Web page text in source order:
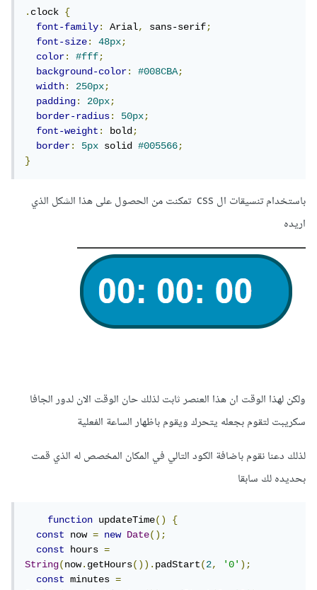
.clock {
font-family: Arial, sans-serif;
font-size: 48px;
color: #fff;
background-color: #008CBA;
width: 250px;
padding: 20px;
border-radius: 50px;
font-weight: bold;
border: 5px solid #005566;
}
باستخدام تنسيقات ال css تمكنت من الحصول على هذا الشكل الذي
اريده
ولكن لهذا الوقت ان هذا العنصر ثابت لذلك حان الوقت الان لدور الجافا
سكريبت لتقوم بجعله يتحرك ويقوم باظهار الساعة الفعلية
لذلك دعنا نقوم باضافة الكود التالي في المكان المخصص له الذي قمت
بحديده لك سابقا
function updateTime()
{
const
now = new Date();
const
hours =
String(now.getHours()).padStart(2, '0');
const minutes =